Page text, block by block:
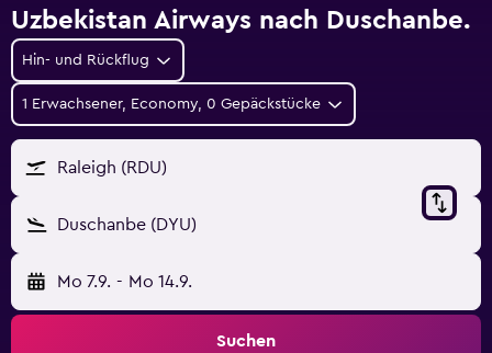
Uzbekistan Airways nach Duschanbe.
Hin- und Rückflug
1 Erwachsener, Economy, 0 Gepäckstücke
Raleigh (RDU)
Duschanbe (DYU)
Mo 7.9. - Mo 14.9.
Suchen